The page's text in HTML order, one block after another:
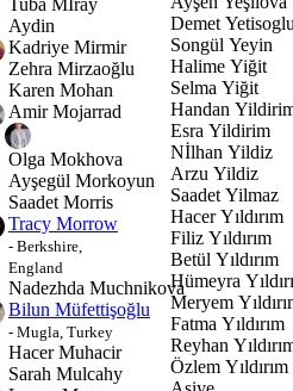
Aydin
Kadriye Mirmir
Zehra Mirzaoğlu
Karen Mohan
Amir Mojarrad
Olga Mokhova
Ayşegül Morkoyun
Saadet Morris
Tracy Morrow
- Berkshire,
England
Nadezhda Muchnikova
Bilun Müfettişoğlu
- Mugla, Turkey
Hacer Muhacir
Sarah Mulcahy
Demet
Songül Yeyin
Halime Yiğit
Selma Yiğit
Handan
Esra Yildirim
Nİlhan Yildiz
Arzu Yildiz
Saadet Yilmaz
Hacer Yıldırım
Filiz Yıldırım
Betül Yıldırım
Hümeyra
Meryem
Fatma Yıldırım
Reyhan
Özlem Yıldırım